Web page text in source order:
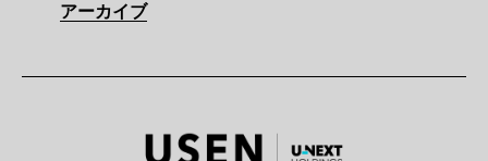
アーカイブ